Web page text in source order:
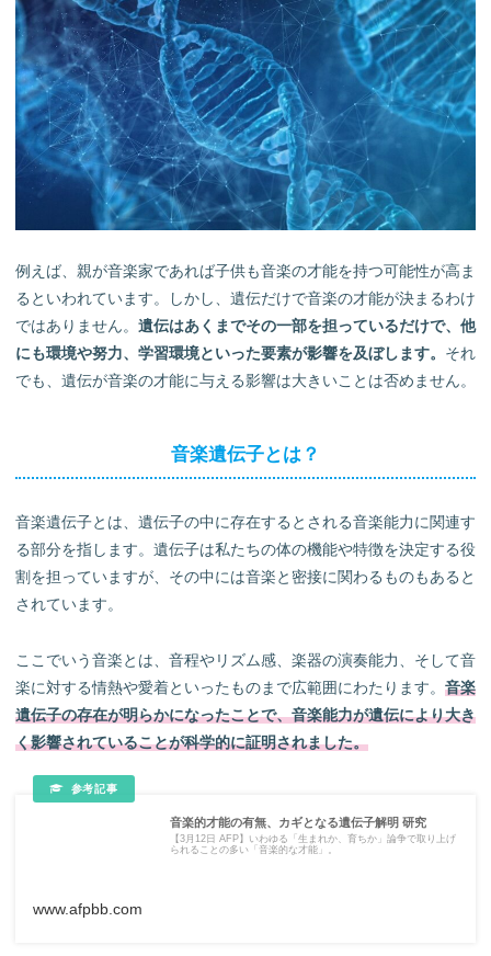
例えば、親が音楽家であれば子供も音楽の才能を持つ可能性が高ま
るといわれています。しかし、遺伝だけで音楽の才能が決まるわけ
ではありません。 遺伝はあくまでその一部を担っているだけで、他
にも環境や努力、学習環境といった要素が影響を及ぼします。 それ
でも、遺伝が音楽の才能に与える影響は大きいことは否めません。
音楽遺伝子とは？
音楽遺伝子とは、遺伝子の中に存在するとされる音楽能力に関連す
る部分を指します。遺伝子は私たちの体の機能や特徴を決定する役
割を担っていますが、その中には音楽と密接に関わるものもあると
されています。
ここでいう音楽とは、音程やリズム感、楽器の演奏能力、そして音
楽に対する情熱や愛着といったものまで広範囲にわたります。 音楽
遺伝子の存在が明らかになったことで、音楽能力が遺伝により大き
く影響されていることが科学的に証明されました。
音楽的才能の有無、カギとなる遺伝子解明 研究
【3月12日 AFP】いわゆる「生まれか、育ちか」論争で取り上げ
られることの多い「音楽的な才能」。
www.afpbb.com